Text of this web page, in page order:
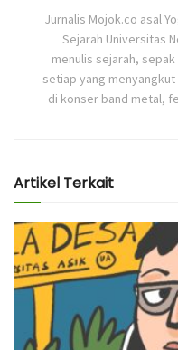
Jurnalis Mojok.co asal
Sejarah Universitas
menulis sejarah,
setiap yang
di konser band metal,
Artikel Terkait